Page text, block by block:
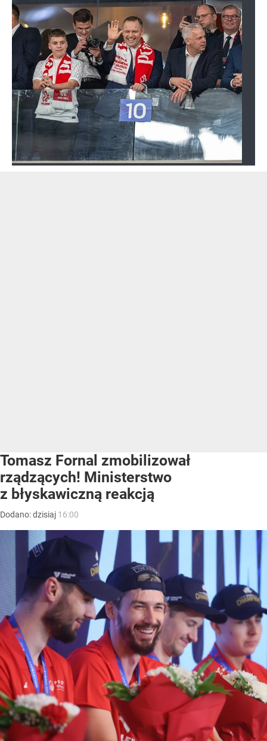
Tomasz Fornal zmobilizował
rządzących! Ministerstwo
z błyskawiczną reakcją
Dodano:dzisiaj 16:00